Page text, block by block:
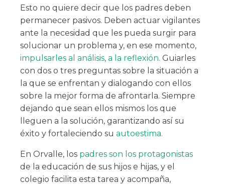
Esto no quiere decir que los padres deben
permanecer pasivos. Deben actuar vigilantes
ante la necesidad que les pueda surgir para
solucionar un problema y, en ese momento,
impulsarles al análisis, a la reflexión. Guiarles
con dos o tres preguntas sobre la situación a
la que se enfrentan y dialogando con ellos
sobre la mejor forma de afrontarla. Siempre
dejando que sean ellos mismos los que
lleguen a la solución, garantizando así su
éxito y fortaleciendo su autoestima.
En Orvalle, los padres son los protagonistas
de la educación de sus hijos e hijas, y el
colegio facilita esta tarea y acompaña,